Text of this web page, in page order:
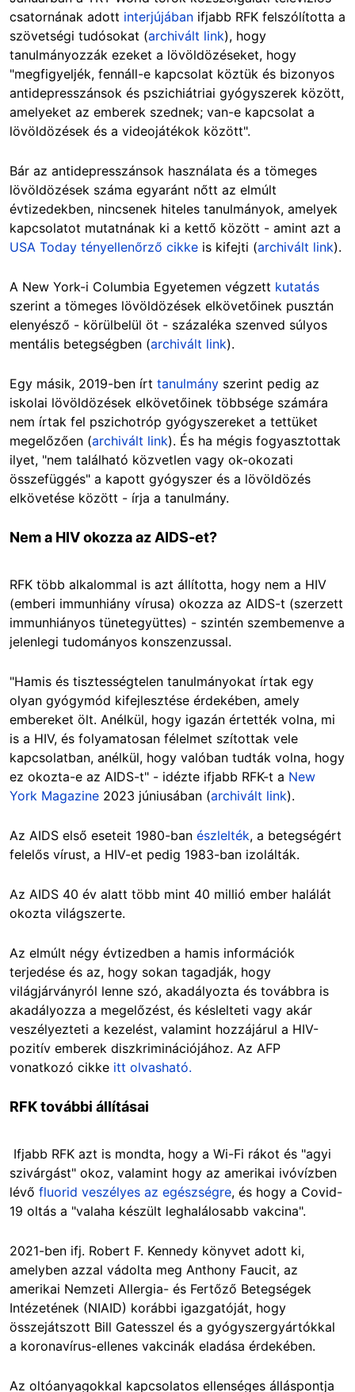
csatornának adott interjújában ifjabb RFK felszólította a
szövetségi tudósokat (archivált link), hogy
tanulmányozzák ezeket a lövöldözéseket, hogy
"megfigyeljék, fennáll-e kapcsolat köztük és bizonyos
antidepresszánsok és pszichiátriai gyógyszerek között,
amelyeket az emberek szednek; van-e kapcsolat a
lövöldözések és a videojátékok között".
Bár az antidepresszánsok használata és a tömeges
lövöldözések száma egyaránt nőtt az elmúlt
évtizedekben, nincsenek hiteles tanulmányok, amelyek
kapcsolatot mutatnának ki a kettő között - amint azt a
USA Today tényellenőrző cikke is kifejti (archivált link).
A New York-i Columbia Egyetemen végzett kutatás
szerint a tömeges lövöldözések elkövetőinek pusztán
elenyésző - körülbelül öt - százaléka szenved súlyos
mentális betegségben (archivált link).
Egy másik, 2019-ben írt tanulmány szerint pedig az
iskolai lövöldözések elkövetőinek többsége számára
nem írtak fel pszichotróp gyógyszereket a tettüket
megelőzően (archivált link). És ha mégis fogyasztottak
ilyet, "nem található közvetlen vagy ok-okozati
összefüggés" a kapott gyógyszer és a lövöldözés
elkövetése között - írja a tanulmány.
Nem a HIV okozza az AIDS-et?
RFK több alkalommal is azt állította, hogy nem a HIV
(emberi immunhiány vírusa) okozza az AIDS-t (szerzett
immunhiányos tünetegyüttes) - szintén szembemenve a
jelenlegi tudományos konszenzussal.
"Hamis és tisztességtelen tanulmányokat írtak egy
olyan gyógymód kifejlesztése érdekében, amely
embereket ölt. Anélkül, hogy igazán értették volna, mi
is a HIV, és folyamatosan félelmet szítottak vele
kapcsolatban, anélkül, hogy valóban tudták volna, hogy
ez okozta-e az AIDS-t" - idézte ifjabb RFK-t a New
York Magazine 2023 júniusában (archivált link).
Az AIDS első eseteit 1980-ban észlelték, a betegségért
felelős vírust, a HIV-et pedig 1983-ban izolálták.
Az AIDS 40 év alatt több mint 40 millió ember halálát
okozta világszerte.
Az elmúlt négy évtizedben a hamis információk
terjedése és az, hogy sokan tagadják, hogy
világjárványról lenne szó, akadályozta és továbbra is
akadályozza a megelőzést, és késlelteti vagy akár
veszélyezteti a kezelést, valamint hozzájárul a HIV-
pozitív emberek diszkriminációjához. Az AFP
vonatkozó cikke itt olvasható.
RFK további állításai
Ifjabb RFK azt is mondta, hogy a Wi-Fi rákot és "agyi
szivárgást" okoz, valamint hogy az amerikai ivóvízben
lévő fluorid veszélyes az egészségre, és hogy a Covid-
19 oltás a "valaha készült leghalálosabb vakcina".
2021-ben ifj. Robert F. Kennedy könyvet adott ki,
amelyben azzal vádolta meg Anthony Faucit, az
amerikai Nemzeti Allergia- és Fertőző Betegségek
Intézetének (NIAID) korábbi igazgatóját, hogy
összejátszott Bill Gatesszel és a gyógyszergyártókkal
a koronavírus-ellenes vakcinák eladása érdekében.
Az oltóanyagokkal kapcsolatos ellenséges álláspontja